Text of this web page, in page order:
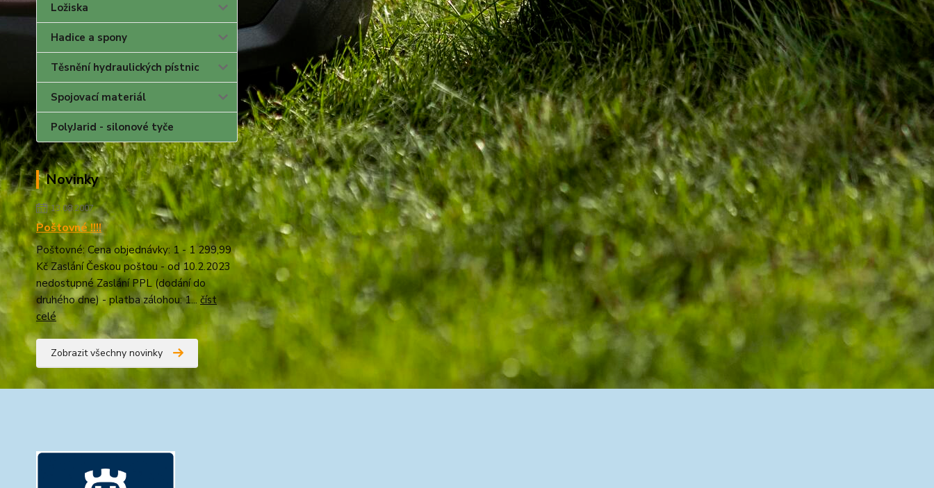
Ložiska
Hadice a spony
Těsnění hydraulických pístnic
Spojovací materiál
PolyJarid - silonové tyče
Novinky
13.08.2007
Poštovné !!!!
Poštovné: Cena objednávky: 1 - 1 299,99
Kč Zaslání Českou poštou - od 10.2.2023
nedostupné Zaslání PPL (dodání do
druhého dne) - platba zálohou: 1... číst
celé
Zobrazit všechny novinky